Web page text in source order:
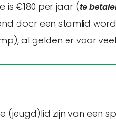
is €180 per jaar (te
door een stamlid
al gelden er voor
(jeugd)lid zijn van een